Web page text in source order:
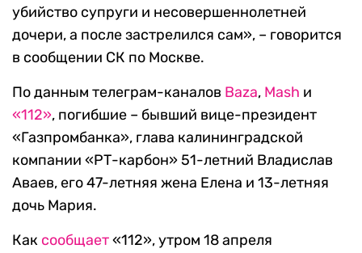
убийство супруги и несовершеннолетней
дочери, а после застрелился сам», – говорится
в сообщении СК по Москве.
По данным телеграм-каналов Baza, Mash и
«112», погибшие – бывший вице-президент
«Газпромбанка», глава калининградской
компании «РТ-карбон» 51-летний Владислав
Аваев, его 47-летняя жена Елена и 13-летняя
дочь Мария.
Как сообщает«112», утром 18 апреля